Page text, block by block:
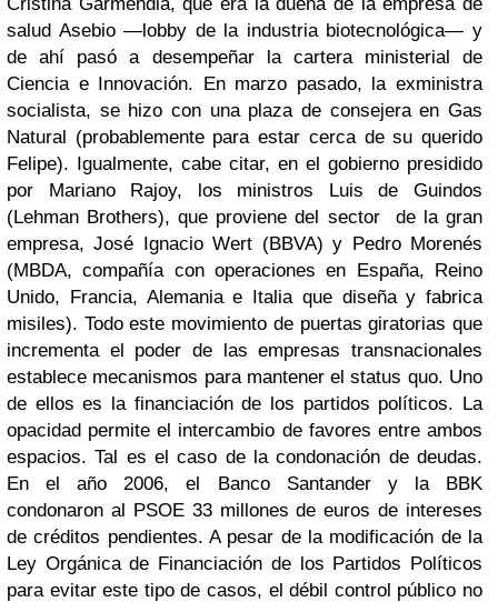
salud Asebio —lobby de la industria biotecnológica— y
de ahí pasó a desempeñar la cartera ministerial de
Ciencia e Innovación. En marzo pasado, la exministra
socialista, se hizo con una plaza de consejera en Gas
Natural (probablemente para estar cerca de su querido
Felipe). Igualmente, cabe citar, en el gobierno presidido
por Mariano Rajoy, los ministros Luis de Guindos
(Lehman Brothers), que proviene del sector de la gran
empresa, José Ignacio Wert (BBVA) y Pedro Morenés
(MBDA, compañía con operaciones en España, Reino
Unido, Francia, Alemania e Italia que diseña y fabrica
misiles). Todo este movimiento de puertas giratorias que
incrementa el poder de las empresas transnacionales
establece mecanismos para mantener el status quo. Uno
de ellos es la financiación de los partidos políticos. La
opacidad permite el intercambio de favores entre ambos
espacios. Tal es el caso de la condonación de deudas.
En el año 2006, el Banco Santander y la BBK
condonaron al PSOE 33 millones de euros de intereses
de créditos pendientes. A pesar de la modificación de la
Ley Orgánica de Financiación de los Partidos Políticos
para evitar este tipo de casos, el débil control público no